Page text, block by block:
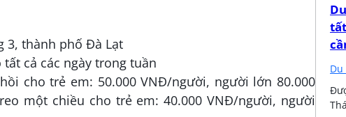
3, thành phố Đà Lạt
cả các ngày trong tuần
cho trẻ em: 50.000 VNĐ/người, người lớn 80.000
một chiều cho trẻ em: 40.000 VNĐ/người, người
Du